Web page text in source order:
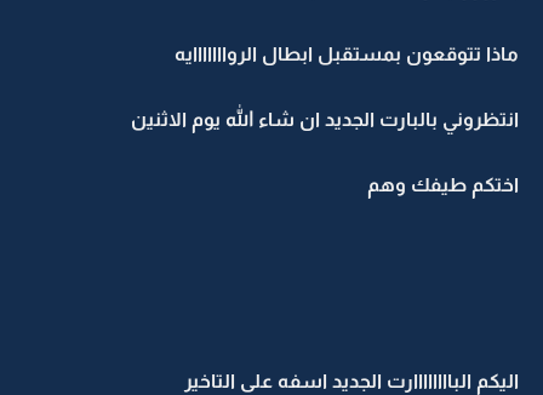
ماذا تتوقعون بمستقبل ابطال الروااااااايه
انتظروني بالبارت الجديد ان شاء الله يوم الاثنين
اختكم طيفك وهم
اليكم الباااااااارت الجديد اسفه على التاخير